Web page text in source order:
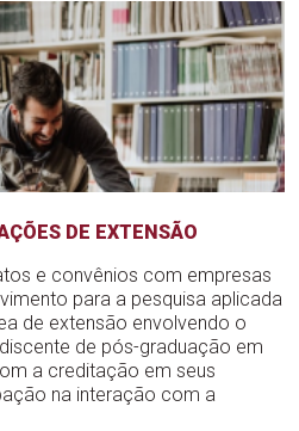
DE EXTENSÃO
e convênios com empresas
para a pesquisa aplicada
de extensão envolvendo o
de pós-graduação em
a creditação em seus
na interação com a